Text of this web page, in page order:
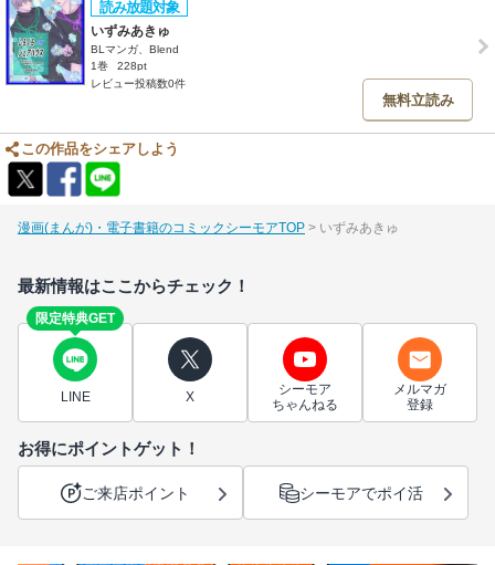
いずみあきゅ
BLマンガ、Blend
1巻
228pt
レビュー投稿数0件
無料立読み
この作品をシェアしよう
漫画(まんが)・電子書籍のコミックシーモアTOP いずみあきゅ
最新情報はここからチェック！
限定特典GET
LINE X
シーモア
ちゃんねる
メルマガ
登録
お得にポイントゲット！
ご来店ポイント シーモアでポイ活